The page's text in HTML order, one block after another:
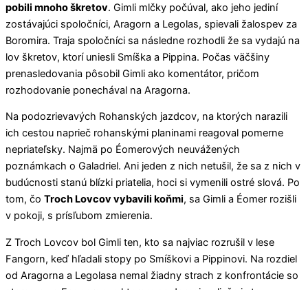
pobili mnoho škretov. Gimli mlčky počúval, ako jeho jediní
zostávajúci spoločníci, Aragorn a Legolas, spievali žalospev za
Boromira. Traja spoločníci sa následne rozhodli že sa vydajú na
lov škretov, ktorí uniesli Smíška a Pippina. Počas väčšiny
prenasledovania pôsobil Gimli ako komentátor, pričom
rozhodovanie ponechával na Aragorna.
Na podozrievavých Rohanských jazdcov, na ktorých narazili
ich cestou naprieč rohanskými planinami reagoval pomerne
nepriateľsky. Najmä po Éomerových neuvážených
poznámkach o Galadriel. Ani jeden z nich netušil, že sa z nich v
budúcnosti stanú blízki priatelia, hoci si vymenili ostré slová. Po
tom, čo Troch Lovcov vybavili koňmi, sa Gimli a Éomer rozišli
v pokoji, s prísľubom zmierenia.
Z Troch Lovcov bol Gimli ten, kto sa najviac rozrušil v lese
Fangorn, keď hľadali stopy po Smíškovi a Pippinovi. Na rozdiel
od Aragorna a Legolasa nemal žiadny strach z konfrontácie so